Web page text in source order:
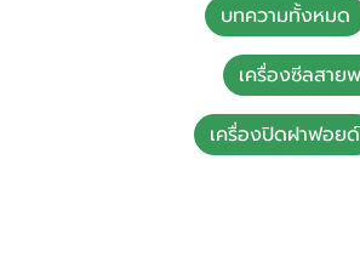
บทความทั้งหมด
เครื่องซีลสาย
เครื่องปิดฝาฟอยด์